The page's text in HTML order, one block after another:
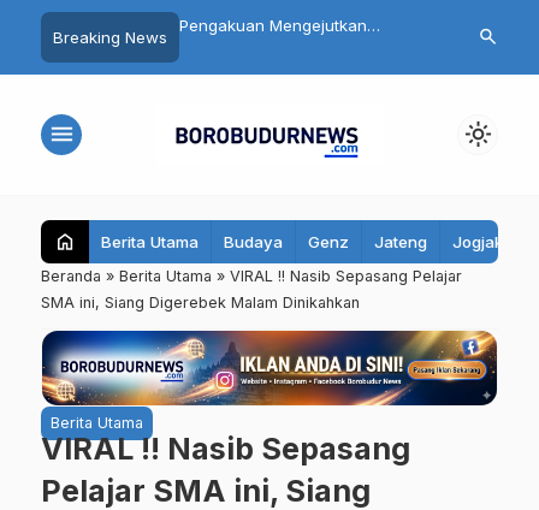
Breaking News
Magelang Masuk
Usai Santap MBG,
Pengakuan Mengejutkan
Mengaku Murka Usai Digerayangi
Daftar 8
Yurizal,
search
menu light_mode
home Berita Utama Budaya Genz Jateng Jogjakarta
Beranda » Berita Utama » VIRAL !! Nasib Sepasang Pelajar
SMA ini, Siang Digerebek Malam Dinikahkan
Berita Utama
VIRAL !! Nasib Sepasang
Pelajar SMA ini, Siang